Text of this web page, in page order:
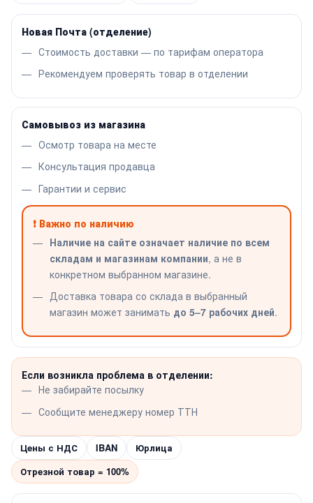
Новая Почта (отделение)
Стоимость доставки — по тарифам оператора
Рекомендуем проверять товар в отделении
Самовывоз из магазина
Осмотр товара на месте
Консультация продавца
Гарантии и сервис
❗ Важно по наличию
Наличие на сайте означает наличие по всем
складам и магазинам компании, а не в
конкретном выбранном магазине.
Доставка товара со склада в выбранный
магазин может занимать до 5–7 рабочих дней.
Если возникла проблема в отделении:
Не забирайте посылку
Сообщите менеджеру номер ТТН
Цены с НДС IBAN
Юрлица
Отрезной товар = 100%